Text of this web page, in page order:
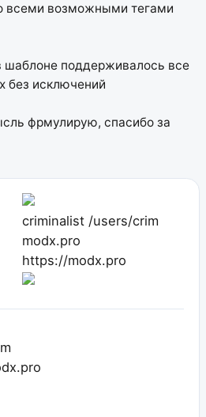
всеми возможными тегами
шаблоне поддерживалось все
без исключений
фрмулирую, спасибо за
criminalist /users/crim
modx.pro
https://modx.pro